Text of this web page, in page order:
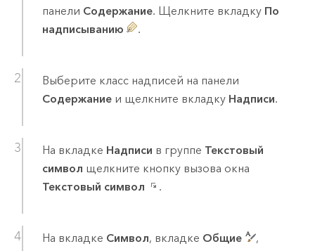
панели Содержание. Щелкните вкладку По
надписыванию
.
Выберите класс надписей на панели
Содержаниеи щелкните вкладку Надписи.
На вкладке Надписи в группе Текстовый
символ щелкните кнопку вызова окна
Текстовый символ
.
На вкладке Символ, вкладке Общие
,